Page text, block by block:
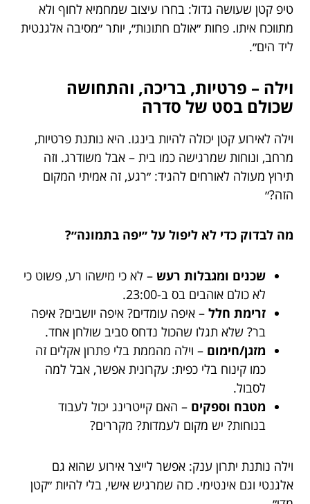
טיפ קטן שעושה גדול: בחרו עיצוב שמחמיא לחוף ולא
מתווכח איתו. פחות ״אולם חתונות״, יותר ״מסיבה אלגנטית
ליד הים״.
וילה – פרטיות, בריכה, והתחושה
שכולם בסט של סדרה
וילה לאירוע קטן יכולה להיות בינגו. היא נותנת פרטיות,
מרחב, ונוחות שמרגישה כמו בית – אבל משודרג. וזה
תירוץ מעולה לאורחים להגיד: ״רגע, זה אמיתי המקום
הזה?״
מה לבדוק כדי לא ליפול על ״יפה בתמונה״?
שכנים ומגבלות רעש – לא כי מישהו רע, פשוט כי
לא כולם אוהבים בס ב-23:00.
זרימת חלל – איפה עומדים? איפה יושבים? איפה
בר? שלא תגלו שהכול נדחס סביב שולחן אחד.
מזגן/חימום – וילה מהממת בלי פתרון אקלים זה
כמו קינוח בלי כפית: עקרונית אפשר, אבל למה
לסבול.
מטבח וספקים – האם קייטרינג יכול לעבוד
בנוחות? יש מקום לעמדות? מקררים?
וילה נותנת יתרון ענק: אפשר לייצר אירוע שהוא גם
אלגנטי וגם אינטימי. כזה שמרגיש אישי, בלי להיות ״קטן